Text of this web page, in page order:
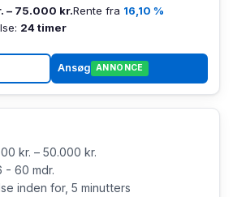
– 75.000 kr.Rente fra 16,10 %
24 timer
Ansøg ANNONCE
kr. – 50.000 kr.
- 60 mdr.
inden for, 5 minutters